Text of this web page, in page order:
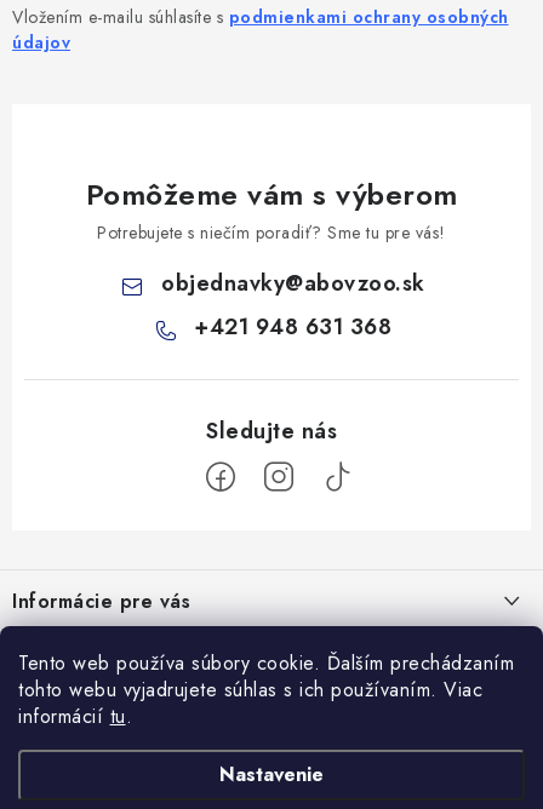
Tento web používa súbory cookie. Ďalším prechádzaním
tohto webu vyjadrujete súhlas s ich používaním. Viac
informácií tu.
Nastavenie
Vložením e-mailu súhlasíte s podmienkami ochrany osobných
údajov
Pomôžeme vám s výberom
Potrebujete s niečím poradiť? Sme tu pre vás!
objednavky@abovzoo.sk
+421 948 631 368
p
ä
Informácie pre vás
Podmienky ochrany osobných údajov
Prijímame online platby
Blog
Veterinárne diéty: sprievodca výberom správneho terapeutického
krmiva